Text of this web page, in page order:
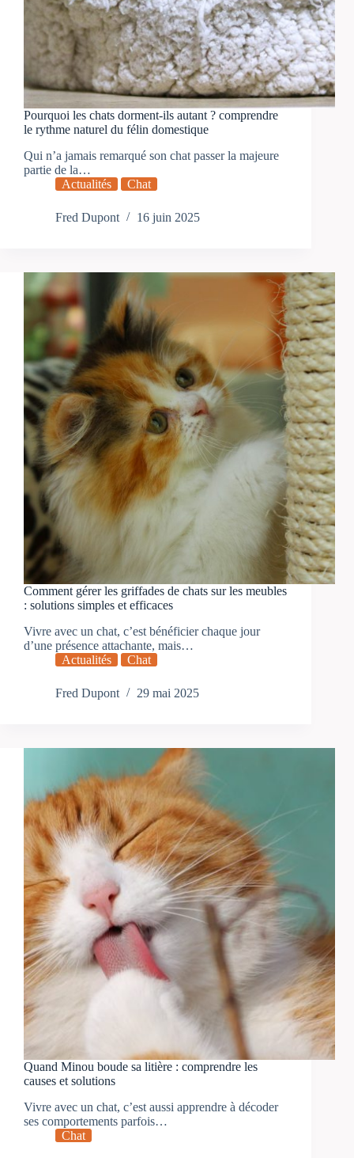
Pourquoi les chats dorment-ils autant ? comprendre
le rythme naturel du félin domestique
Qui n’a jamais remarqué son chat passer la majeure
partie de la…
Actualités
Chat
Fred Dupont 16 juin 2025
Comment gérer les griffades de chats sur les meubles
: solutions simples et efficaces
Vivre avec un chat, c’est bénéficier chaque jour
d’une présence attachante, mais…
Actualités
Chat
Fred Dupont 29 mai 2025
Quand Minou boude sa litière : comprendre les
causes et solutions
Vivre avec un chat, c’est aussi apprendre à décoder
ses comportements parfois…
Chat